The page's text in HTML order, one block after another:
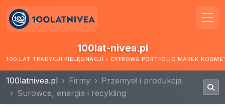
100lat-nivea.pl
100 LAT TRADYCJI PIELĘGNACJI - CYFROWE PORTFOLIO MAREK
100latnivea.pl Firmy
Przemysł i produkcja
Surowce, energia i recykling